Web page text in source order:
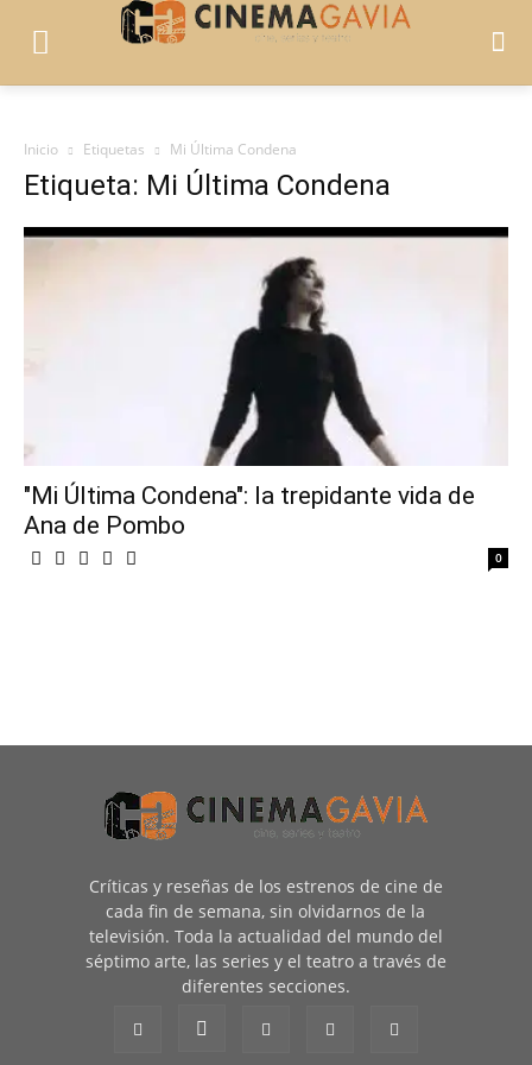
Inicio Etiquetas Mi Última Condena
Etiqueta: Mi Última Condena
"Mi Última Condena": la trepidante vida de
Ana de Pombo
0
Críticas y reseñas de los estrenos de cine de
cada fin de semana, sin olvidarnos de la
televisión. Toda la actualidad del mundo del
séptimo arte, las series y el teatro a través de
diferentes secciones.